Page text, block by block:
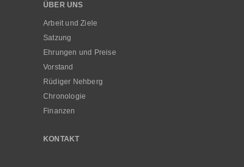
ÜBER UNS
Arbeit und Ziele
Satzung
Ehrungen und Preise
Vorstand
Rüdiger Nehberg
Chronologie
Finanzen
KONTAKT